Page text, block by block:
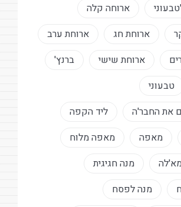
ארוחה קלה
ארוחת חג
ארוחת ערב
ארוחת שישי
ברנץ'
טבעוני
את החבר'ה
ליד הקפה
מאפה
מאפה מלוח
מנה חגיגית
מנה לפסח